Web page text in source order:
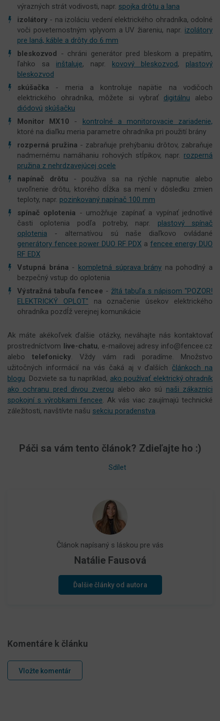
výrazných strát vodivosti, napr. spojka drôtu a lana
izolátory - na izoláciu vedení elektrického ohradníka, odolné
voči poveternostným vplyvom a UV žiareniu, napr. izolátory
pre laná, káble a drôty do 6 mm
bleskozvod - chráni generátor pred bleskom a prepätím,
ľahko sa inštaluje, napr. kovový bleskozvod, plastový
bleskozvod
skúšačka - meria a kontroluje napätie na vodičoch
elektrického ohradníka, môžete si vybrať digitálnu alebo
diódovú skúšačku
Monitor MX10 - kontrolné a monitorovacie zariadenie,
ktoré na diaľku meria parametre ohradníka pri použití brány
rozperná pružina - zabraňuje prehýbaniu drôtov, zabraňuje
nadmernému namáhaniu rohových stĺpikov, napr. rozperná
pružina z nehrdzavejúcej ocele
napínač drôtu - používa sa na rýchle napnutie alebo
uvoľnenie drôtu, ktorého dĺžka sa mení v dôsledku zmien
teploty, napr. pozinkovaný napínač 100 mm
spínač oplotenia - umožňuje zapínať a vypínať jednotlivé
časti oplotenia podľa potreby, napr. plastový spínač
oplotenia - alternatívou sú naše diaľkovo ovládané
generátory fencee power DUO RF PDX a fencee energy DUO
RF EDX
Vstupná brána - kompletná súprava brány na pohodlný a
bezpečný vstup do oplotenia
Výstražná tabuľa fencee - žltá tabuľa s nápisom "POZOR!
ELEKTRICKÝ OPLOT" na označenie úsekov elektrického
ohradníka pozdĺž verejnej komunikácie
Ak máte akékoľvek ďalšie otázky, neváhajte nás kontaktovať
prostredníctvom live-chatu, e-mailovej adresy info@fencee.cz
alebotelefonicky. Vždy vám radi poradíme. Množstvo
užitočných informácií na vás čaká aj v ďalších článkoch na
blogu. Dozviete sa tu napríklad, ako používať elektrický ohradník
ako ochranu pred divou zverou alebo ako sú naši zákazníci
spokojní s výrobkami fencee. Ak vás viac zaujímajú technické
záležitosti, navštívte našu sekciu poradenstva.
Páči sa vám tento článok? Zdieľajte ho :)
Sdílet
Článok napísaný s láskou pre vás
Natálie Fausová
Ďalšie články od autora
Komentáre k článku
Vložte komentár